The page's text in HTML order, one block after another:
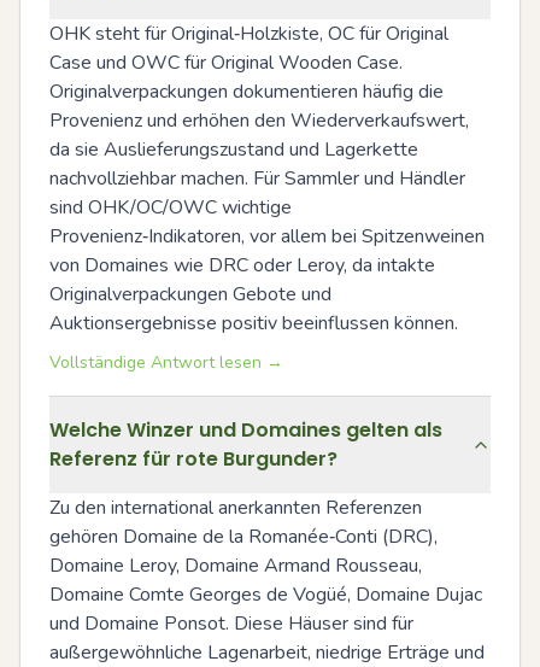
OHK steht für Original‑Holzkiste, OC für Original
Case und OWC für Original Wooden Case.
Originalverpackungen dokumentieren häufig die
Provenienz und erhöhen den Wiederverkaufswert,
da sie Auslieferungszustand und Lagerkette
nachvollziehbar machen. Für Sammler und Händler
sind OHK/OC/OWC wichtige
Provenienz‑Indikatoren, vor allem bei Spitzenweinen
von Domaines wie DRC oder Leroy, da intakte
Originalverpackungen Gebote und
Auktionsergebnisse positiv beeinflussen können.
Vollständige Antwort lesen →
Welche Winzer und Domaines gelten als
Referenz für rote Burgunder?
Zu den international anerkannten Referenzen
gehören Domaine de la Romanée‑Conti (DRC),
Domaine Leroy, Domaine Armand Rousseau,
Domaine Comte Georges de Vogüé, Domaine Dujac
und Domaine Ponsot. Diese Häuser sind für
außergewöhnliche Lagenarbeit, niedrige Erträge und